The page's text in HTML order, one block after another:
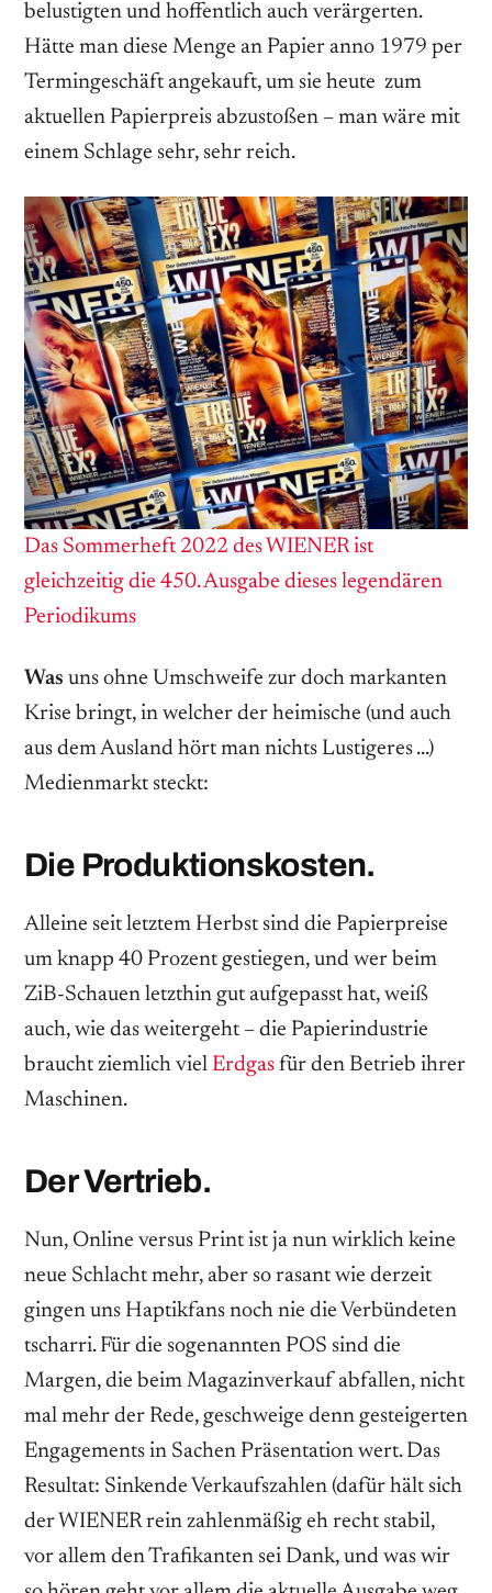
belustigten und hoffentlich auch verärgerten.
Hätte man diese ­Menge an Papier anno 1979 per
Termingeschäft ­angekauft, um sie heute zum
aktuellen ­Papierpreis abzustoßen – man wäre mit
einem Schlage sehr, sehr reich.
Das Sommerheft 2022 des WIENER ist
gleichzeitig die 450. Ausgabe dieses legendären
Periodikums
Was uns ohne Umschweife zur doch markanten
Krise bringt, in welcher der heimische (und auch
aus dem Ausland hört man nichts Lustigeres …)
Medienmarkt steckt:
Die Produktionskosten.
Alleine seit letztem Herbst sind die Papierpreise
um knapp 40 Prozent gestiegen, und wer beim
ZiB-Schauen letzthin gut aufgepasst hat, weiß
auch, wie das weitergeht – die Papierindustrie
braucht ziemlich viel Erdgas für den Betrieb ihrer
Maschinen.
Der Vertrieb.
Nun, Online versus Print ist ja nun wirklich keine
neue Schlacht mehr, aber so rasant wie derzeit
gingen uns Haptikfans noch nie die Verbündeten
tscharri. Für die sogenannten POS sind die
Margen, die beim Magazinverkauf abfallen, nicht
mal mehr der Rede, geschweige denn gesteigerten
Engagements in Sachen Präsentation wert. Das
Resultat: Sinkende Verkaufszahlen (dafür hält sich
der WIENER rein zahlenmäßig eh recht stabil,
vor allem den Trafikanten sei Dank, und was wir